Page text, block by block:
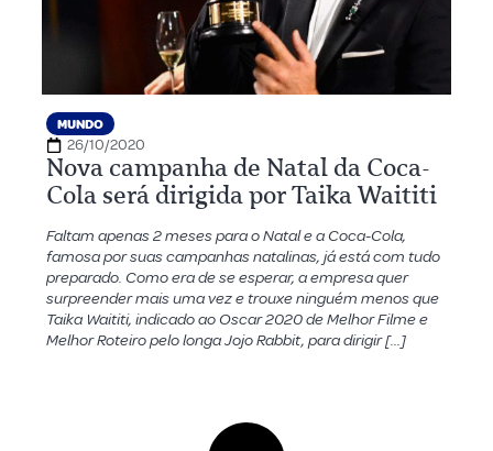
MUNDO
26/10/2020
Nova campanha de Natal da Coca-
Cola será dirigida por Taika Waititi
Faltam apenas 2 meses para o Natal e a Coca-Cola,
famosa por suas campanhas natalinas, já está com tudo
preparado. Como era de se esperar, a empresa quer
surpreender mais uma vez e trouxe ninguém menos que
Taika Waititi, indicado ao Oscar 2020 de Melhor Filme e
Melhor Roteiro pelo longa Jojo Rabbit, para dirigir […]